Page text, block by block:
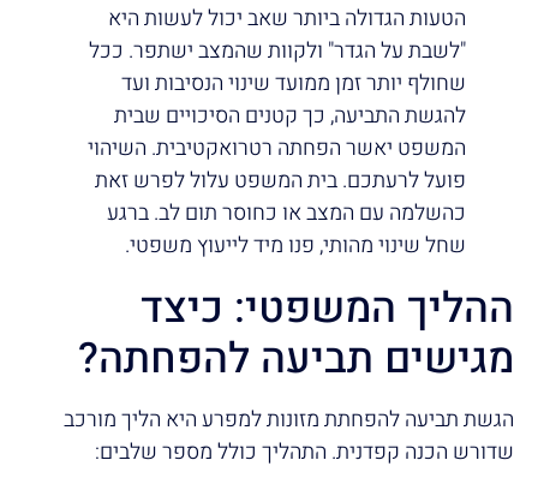
הטעות הגדולה ביותר שאב יכול לעשות היא
"לשבת על הגדר" ולקוות שהמצב ישתפר. ככל
שחולף יותר זמן ממועד שינוי הנסיבות ועד
להגשת התביעה, כך קטנים הסיכויים שבית
המשפט יאשר הפחתה רטרואקטיבית. השיהוי
פועל לרעתכם. בית המשפט עלול לפרש זאת
כהשלמה עם המצב או כחוסר תום לב. ברגע
שחל שינוי מהותי, פנו מיד לייעוץ משפטי.
ההליך המשפטי: כיצד
מגישים תביעה להפחתה?
הגשת תביעה להפחתת מזונות למפרע היא הליך מורכב
שדורש הכנה קפדנית. התהליך כולל מספר שלבים: